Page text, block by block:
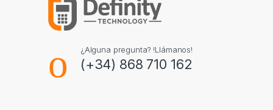
¿Alguna pregunta? !Llámanos!
(+34) 868 710 162